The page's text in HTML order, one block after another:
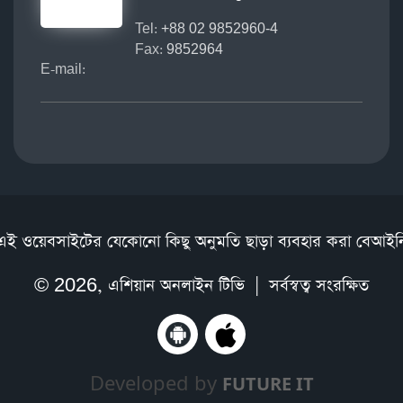
Tel: +88 02 9852960-4
Fax: 9852964
E-mail:
ওয়েবসাইটের যেকোনো কিছু অনুমতি ছাড়া ব্যবহার করা
© 2026, এশিয়ান অনলাইন টিভি| সর্বস্বত্ব সংরক্ষিত
Developed by FUTURE IT